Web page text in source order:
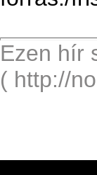
Ezen hír
( http://